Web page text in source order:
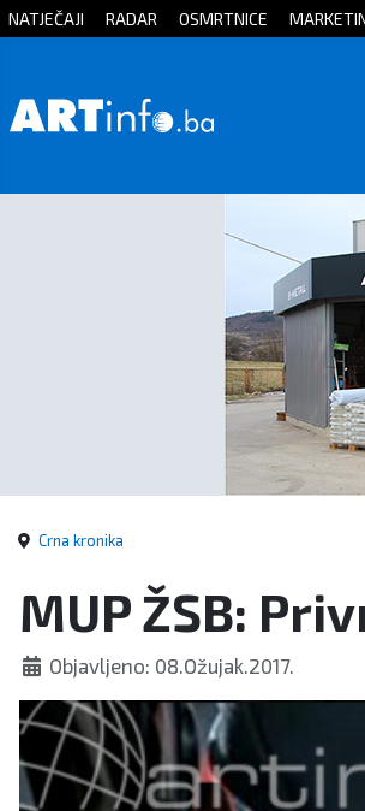
Početna
Zanimljivosti
NATJEČAJI RADAR OSMRTNICE
Crna kronika
MUP ŽSB:
Objavljeno: 08.Ožujak.2017.